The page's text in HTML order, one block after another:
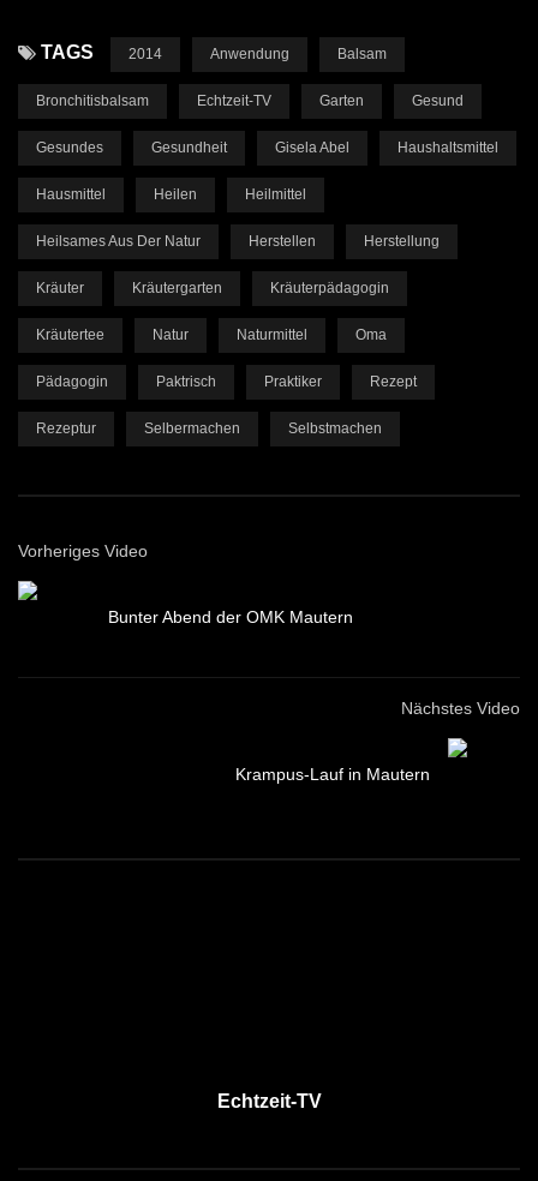
TAGS 2014 Anwendung Balsam
Bronchitisbalsam Echtzeit-TV Garten Gesund
Gesundes Gesundheit Gisela Abel Haushaltsmittel
Hausmittel Heilen Heilmittel
Heilsames Aus Der Natur Herstellen Herstellung
Kräuter Kräutergarten Kräuterpädagogin
Kräutertee Natur Naturmittel Oma
Pädagogin Paktrisch Praktiker Rezept
Rezeptur Selbermachen Selbstmachen
Vorheriges Video
Bunter Abend der OMK Mautern
Nächstes Video
Krampus-Lauf in Mautern
Echtzeit-TV